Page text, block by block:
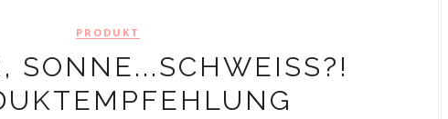
PRODUKT
SONNE...SCHWEISS?! P